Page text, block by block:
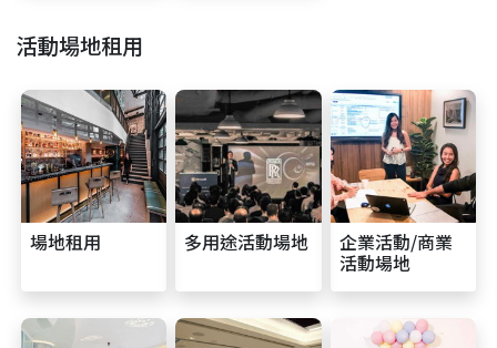
活動場地租用
場地租用 多用途活動場地 企業活動/商業
活動場地